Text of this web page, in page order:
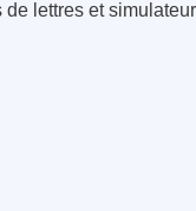
lettres et